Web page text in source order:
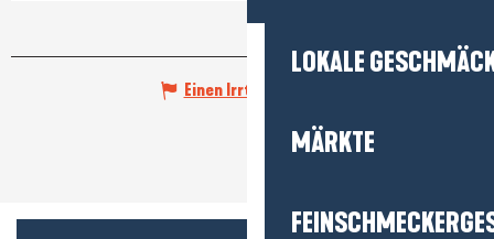
LOKALE
MÄRKTE
Einen Irrtum angeben